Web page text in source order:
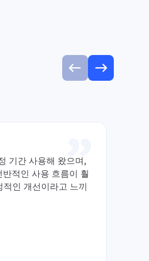
기간 사용해 왔으며,
적인 사용 흐름이 훨
인 개선이라고 느끼